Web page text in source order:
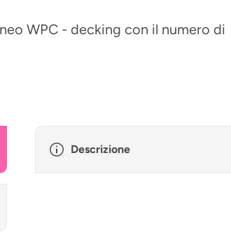
WPC - decking con il numero di
Descrizione